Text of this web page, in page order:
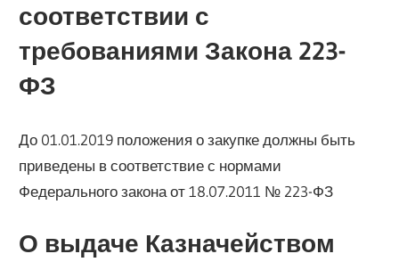
соответствии с
требованиями Закона 223-
ФЗ
До 01.01.2019 положения о закупке должны быть
приведены в соответствие с нормами
Федерального закона от 18.07.2011 № 223-ФЗ
О выдаче Казначейством